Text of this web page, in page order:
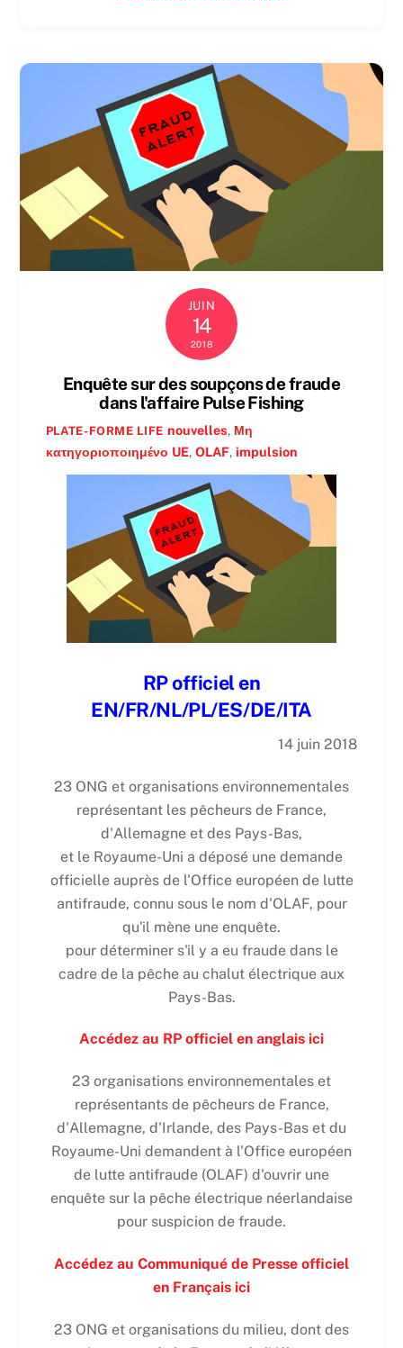
JUIN
14
2018
Enquête sur des soupçons de fraude
dans l'affaire Pulse Fishing
PLATE-FORME LIFE nouvelles, Μη
κατηγοριοποιημένο UE, OLAF, impulsion
RP officiel en
EN/FR/NL/PL/ES/DE/ITA
14 juin 2018
23 ONG et organisations environnementales
représentant les pêcheurs de France,
d'Allemagne et des Pays-Bas,
et le Royaume-Uni a déposé une demande
officielle auprès de l'Office européen de lutte
antifraude, connu sous le nom d'OLAF, pour
qu'il mène une enquête.
pour déterminer s'il y a eu fraude dans le
cadre de la pêche au chalut électrique aux
Pays-Bas.
Accédez au RP officiel en anglais ici
23 organisations environnementales et
représentants de pêcheurs de France,
d'Allemagne, d'Irlande, des Pays-Bas et du
Royaume-Uni demandent à l'Office européen
de lutte antifraude (OLAF) d'ouvrir une
enquête sur la pêche électrique néerlandaise
pour suspicion de fraude.
Accédez au Communiqué de Presse officiel
en Français ici
23 ONG et organisations du milieu, dont des